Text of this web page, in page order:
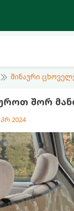
შინაური
შორ
2024